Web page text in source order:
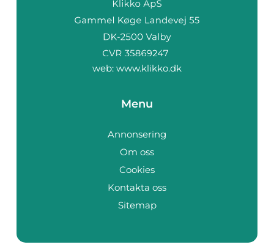
web: www.klikko.dk
Menu
Annonsering
Om oss
Cookies
Kontakta oss
Sitemap